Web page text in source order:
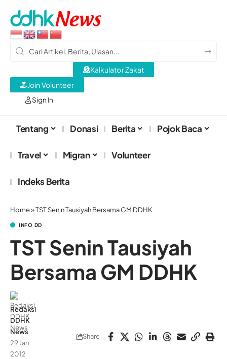
Sign In
Kalkulator Zakat
Join Volunteer
Tentang Donasi Berita Pojok Baca
Travel Migran Volunteer
Indeks Berita
Home»TST Senin Tausiyah Bersama GM DDHK
INFO DD
TST Senin Tausiyah
Bersama GM DDHK
Redaksi
DDHK
News
29 Jan
2012
Share